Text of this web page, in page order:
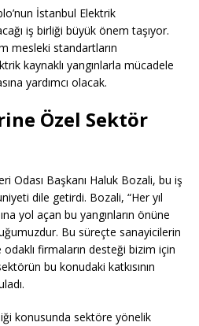
İstanbul Elektrik
iş birliği büyük önem taşıyor.
mesleki standartların
kaynaklı yangınlarla mücadele
yardımcı olacak.
Özel Sektör
Odası Başkanı Haluk Bozali, bu iş
dile getirdi. Bozali, “Her yıl
yol açan bu yangınların önüne
Bu süreçte sanayicilerin
firmaların desteği bizim için
bu konudaki katkısının
konusunda sektöre yönelik